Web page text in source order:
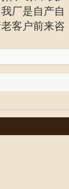
厂是自产自
客户前来咨